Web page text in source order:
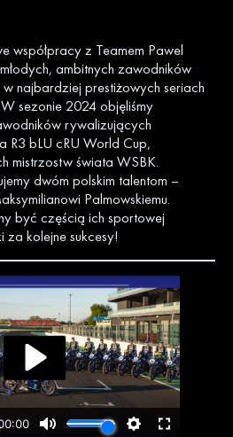
współpracy z Teamem Pawel
ambitnych zawodników
najbardziej prestiżowych seriach
sezonie 2024 objęliśmy
rywalizujących
R3 bLU cRU World Cup,
mistrzostw świata WSBK.
dwóm polskim talentom –
Palmowskiemu.
być częścią ich sportowej
kolejne sukcesy!